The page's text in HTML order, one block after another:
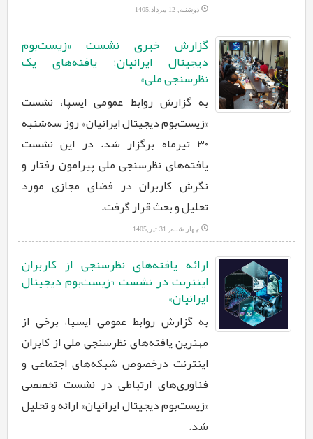
دوشنبه, 12 مرداد,1405
گزارش خبری نشست «زیست‌بوم
دیجیتال ایرانیان؛ یافته‌های یک
نظرسنجی ملی»
به گزارش روابط عمومی ایسپا، نشست
«زیست‌بوم دیجیتال ایرانیان» روز سه‌شنبه
۳۰ تیرماه برگزار شد. در این نشست
یافته‌های نظرسنجی ملی پیرامون رفتار و
نگرش کاربران در فضای مجازی مورد
تحلیل و بحث قرار گرفت.
چهار شنبه, 31 تیر,1405
ارائه یافته‌های نظرسنجی از کاربران
اینترنت در نشست «زیست‌بوم دیجیتال
ایرانیان»
به گزارش روابط عمومی ایسپا، برخی از
مهترین یافته‌های نظرسنجی ملی از کابران
اینترنت درخصوص شبکه‌های اجتماعی و
فناوری‌های ارتباطی در نشست تخصصی
«زیست‌بوم دیجیتال ایرانیان» ارائه و تحلیل
شد.